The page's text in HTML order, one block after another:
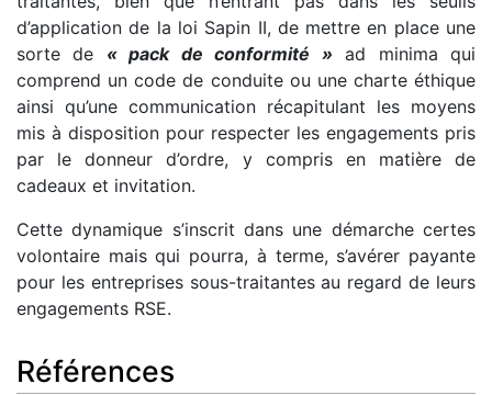
d’application de la loi Sapin II, de mettre en place une
sorte de « pack de conformité » ad minima qui
comprend un code de conduite ou une charte éthique
ainsi qu’une communication récapitulant les moyens
mis à disposition pour respecter les engagements pris
par le donneur d’ordre, y compris en matière de
cadeaux et invitation.
Cette dynamique s’inscrit dans une démarche certes
volontaire mais qui pourra, à terme, s’avérer payante
pour les entreprises sous-traitantes au regard de leurs
engagements RSE.
Références